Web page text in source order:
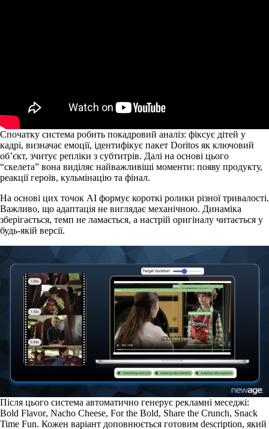
Спочатку система робить покадровий аналіз: фіксує дітей у
кадрі, визначає емоції, ідентифікує пакет Doritos як ключовий
об’єкт, зчитує репліки з субтитрів. Далі на основі цього
“скелета” вона виділяє найважливіші моменти: появу продукту,
реакції героїв, кульмінацію та фінал.
На основі цих точок AI формує короткі ролики різної тривалості.
Важливо, що адаптація не виглядає механічною. Динаміка
зберігається, темп не ламається, а настрій оригіналу читається у
будь-якій версії.
Після цього система автоматично генерує рекламні меседжі:
Bold Flavor, Nacho Cheese, For the Bold, Share the Crunch, Snack
Time Fun. Кожен варіант доповнюється готовим description, який